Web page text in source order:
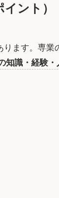
ント）
ます。専業
知識・経験